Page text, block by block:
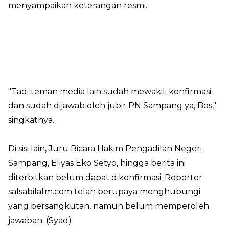
menyampaikan keterangan resmi.
"Tadi teman media lain sudah mewakili konfirmasi
dan sudah dijawab oleh jubir PN Sampang ya, Bos,"
singkatnya.
Di sisi lain, Juru Bicara Hakim Pengadilan Negeri
Sampang, Eliyas Eko Setyo, hingga berita ini
diterbitkan belum dapat dikonfirmasi. Reporter
salsabilafm.com telah berupaya menghubungi
yang bersangkutan, namun belum memperoleh
jawaban. (Syad)